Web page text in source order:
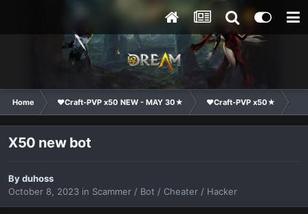
Home ❤Craft-PVP x50 NEW - MAY 30★ ❤Craft-PVP x50★
X50 new bot
Byduhoss
October 8, 2023 in Scammer / Bot / Cheater / Hacker